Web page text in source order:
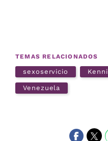
TEMAS RELACIONADOS
sexoservicio Kenni
Venezuela